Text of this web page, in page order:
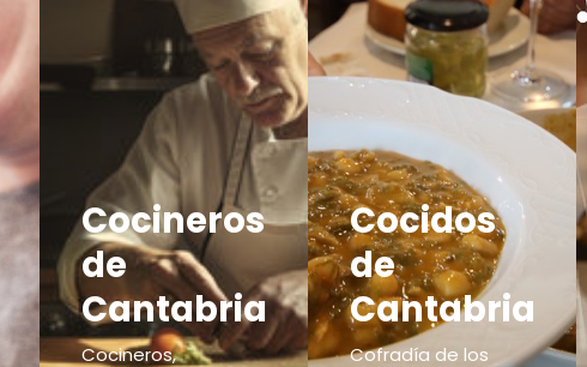
Cocineros
de
Cantabria
Cocineros,
Cocidos
de
Cantabria
Cofradía de los